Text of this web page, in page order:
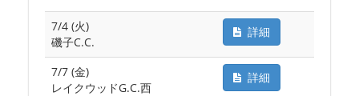
7/4 (火)
磯子C.C.
詳細
7/7 (金)
レイクウッドG.C.西
詳細